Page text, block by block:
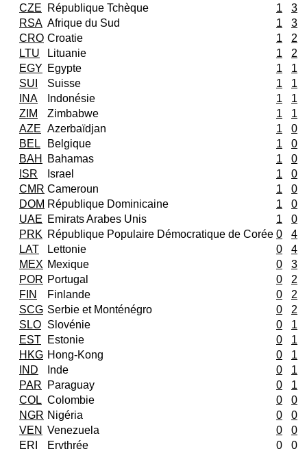
CZE
République Tchèque 1
3
RSA Afrique du Sud 1
3
CRO Croatie 1
2
LTU
Lituanie 1
2
EGY Egypte 1
1
SUI
Suisse 1
1
INA
Indonésie 1
1
ZIM
Zimbabwe 1
1
AZE Azerbaïdjan 1
0
BEL
Belgique 1
0
BAH
Bahamas 1
0
ISR
Israel 1
0
CMR Cameroun 1
0
DOM République Dominicaine 1
0
UAE Emirats Arabes Unis 1
0
PRK République Populaire Démocratique de Corée 0
4
LAT
Lettonie 0
4
MEX Mexique 0
3
POR Portugal 0
2
FIN
Finlande 0
2
SCG Serbie et Monténégro 0
2
SLO Slovénie 0
1
EST
Estonie 0
1
HKG Hong-Kong 0
1
IND
Inde 0
1
PAR
Paraguay 0
1
COL Colombie 0
0
NGR Nigéria 0
0
VEN Venezuela 0
0
ERI
Erythrée 0 0